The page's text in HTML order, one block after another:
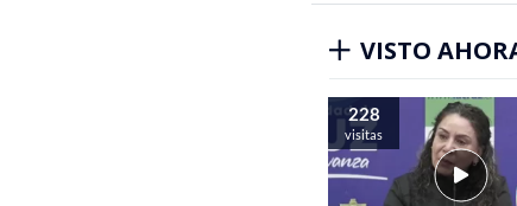
VISTO
228
visitas